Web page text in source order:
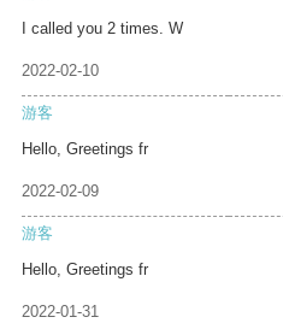
I called you 2 times. W
2022-02-10
游客
Hello, Greetings fr
2022-02-09
游客
Hello, Greetings fr
2022-01-31